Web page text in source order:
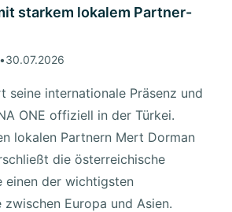
starkem lokalem Partner-
•30.07.2026
seine internationale Präsenz und
ONE offiziell in der Türkei.
lokalen Partnern Mert Dorman
die österreichische
einen der wichtigsten
Europa und Asien.